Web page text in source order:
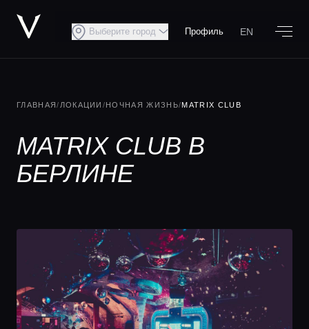
Выберите город Профиль EN
ГЛАВНАЯ/ ЛОКАЦИИ /НОЧНАЯ ЖИЗНЬ/MATRIX CLUB
MATRIX CLUB В
БЕРЛИНЕ